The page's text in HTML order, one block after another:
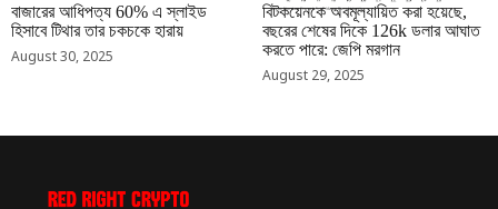
বাজারের আধিপত্য 60% এ স্লাইড
হিসাবে টিথার তার চকচকে হারায়
August 30, 2025
বিটকয়েনকে অবমূল্যায়িত করা হয়েছে,
বছরের শেষের দিকে 126k ডলার আঘাত
করতে পারে: জেপি মরগান
August 29, 2025